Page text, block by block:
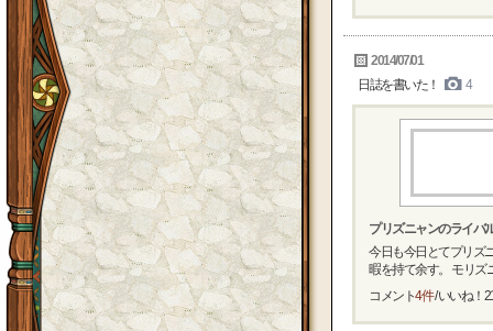
2014/07/01
日誌を書いた！
4
プリズニャンのライバ
今日も今日とてプリズ
暇を持て余す。 モリズ
コメント4件/ いいね！